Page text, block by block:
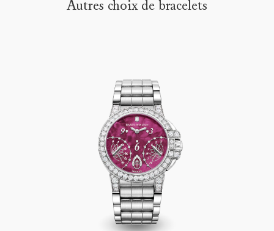
clientèle
Autres choix de bracelets